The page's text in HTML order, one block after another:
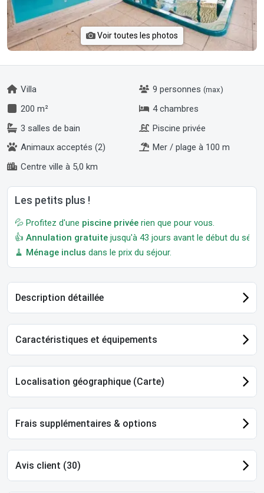
Voir toutes les photos
Villa 9 personnes (max)
200 m²
4 chambres
3 salles de bain
Piscine privée
Animaux acceptés (2)
Mer / plage à 100 m
Centre ville à 5,0 km
Les petits plus !
💦 Profitez d'une piscine privée rien que pour vous.
👍 Annulation gratuite jusqu'à 43 jours avant le début du
🧹 Ménage inclus dans le prix du séjour.
Description détaillée
Caractéristiques et équipements
Localisation géographique (Carte)
Frais supplémentaires & options
Avis client (30)